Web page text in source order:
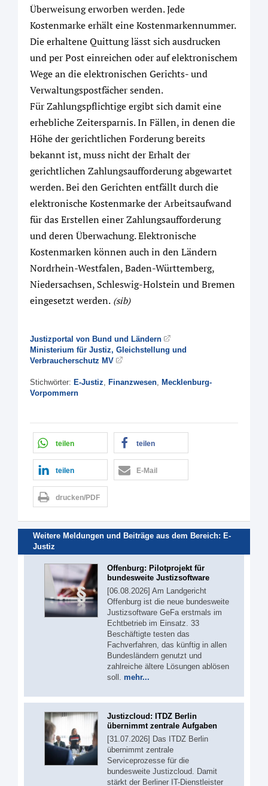
Überweisung erworben werden. Jede
Kostenmarke erhält eine Kostenmarkennummer.
Die erhaltene Quittung lässt sich ausdrucken
und per Post einreichen oder auf elektronischem
Wege an die elektronischen Gerichts- und
Verwaltungspostfächer senden.
Für Zahlungspflichtige ergibt sich damit eine
erhebliche Zeitersparnis. In Fällen, in denen die
Höhe der gerichtlichen Forderung bereits
bekannt ist, muss nicht der Erhalt der
gerichtlichen Zahlungsaufforderung abgewartet
werden. Bei den Gerichten entfällt durch die
elektronische Kostenmarke der Arbeitsaufwand
für das Erstellen einer Zahlungsaufforderung
und deren Überwachung. Elektronische
Kostenmarken können auch in den Ländern
Nordrhein-Westfalen, Baden-Württemberg,
Niedersachsen, Schleswig-Holstein und Bremen
eingesetzt werden. (sib)
Justizportal von Bund und Ländern
Ministerium für Justiz, Gleichstellung und
Verbraucherschutz MV
Stichwörter: E-Justiz, Finanzwesen, Mecklenburg-
Vorpommern
teilen teilen
teilen E-Mail
drucken/PDF
Weitere Meldungen und Beiträge aus dem Bereich: E-
Justiz
Offenburg: Pilotprojekt für
bundesweite Justizsoftware
[06.08.2026] Am Landgericht
Offenburg ist die neue bundesweite
Justizsoftware GeFa erstmals im
Echtbetrieb im Einsatz. 33
Beschäftigte testen das
Fachverfahren, das künftig in allen
Bundesländern genutzt und
zahlreiche ältere Lösungen ablösen
soll. mehr...
Justizcloud: ITDZ Berlin
übernimmt zentrale Aufgaben
[31.07.2026] Das ITDZ Berlin
übernimmt zentrale
Serviceprozesse für die
bundesweite Justizcloud. Damit
stärkt der Berliner IT-Dienstleister